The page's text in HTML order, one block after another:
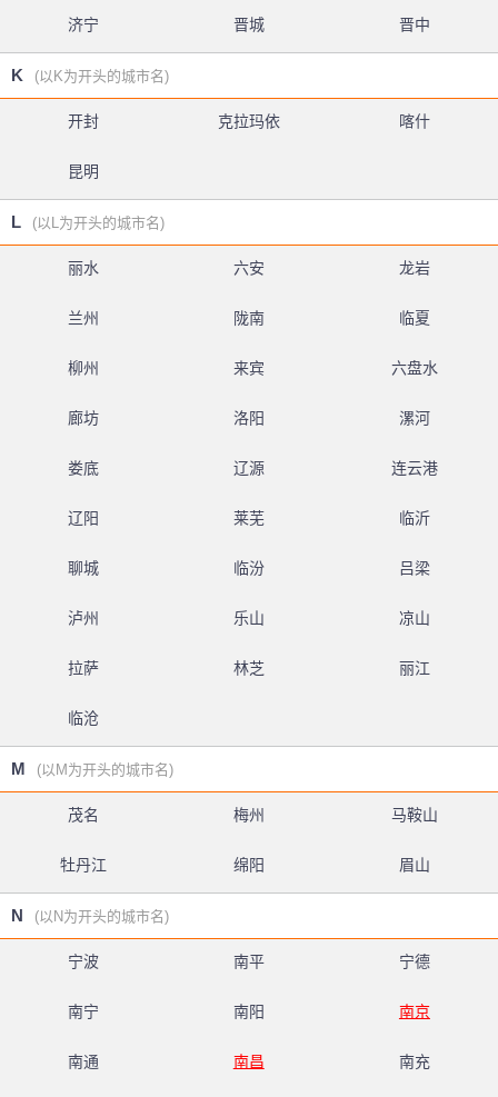
济宁 晋城 晋中
K (以K为开头的城市名)
开封 克拉玛依 喀什
昆明
L (以L为开头的城市名)
丽水 六安 龙岩
兰州 陇南 临夏
柳州 来宾 六盘水
廊坊 洛阳 漯河
娄底 辽源 连云港
辽阳 莱芜 临沂
聊城 临汾 吕梁
泸州 乐山 凉山
拉萨 林芝 丽江
临沧
M (以M为开头的城市名)
茂名 梅州 马鞍山
牡丹江 绵阳 眉山
N (以N为开头的城市名)
宁波 南平 宁德
南宁 南阳 南京
南通 南昌 南充